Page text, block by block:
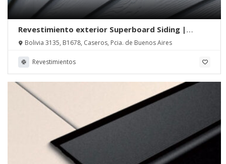
Revestimiento exterior Superboard Siding |
Arquidry
Bolivia 3135, B1678, Caseros, Pcia. de Buenos Aires
Revestimientos